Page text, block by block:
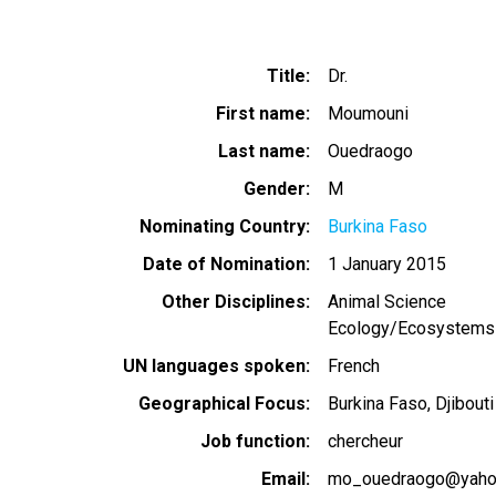
Title
Dr.
First name
Moumouni
Last name
Ouedraogo
Gender
M
Nominating Country
Burkina Faso
Date of Nomination
1 January 2015
Other Disciplines
Animal Science
Ecology/Ecosystems
UN languages spoken
French
Geographical Focus
Burkina Faso Djibouti
Job function
chercheur
Email